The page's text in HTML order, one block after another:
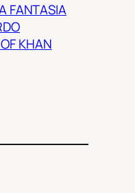
FANTASIA
KHAN